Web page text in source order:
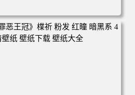
木栈道 田野 蜡笔小新 遛小白 麦田
下载 壁纸大全